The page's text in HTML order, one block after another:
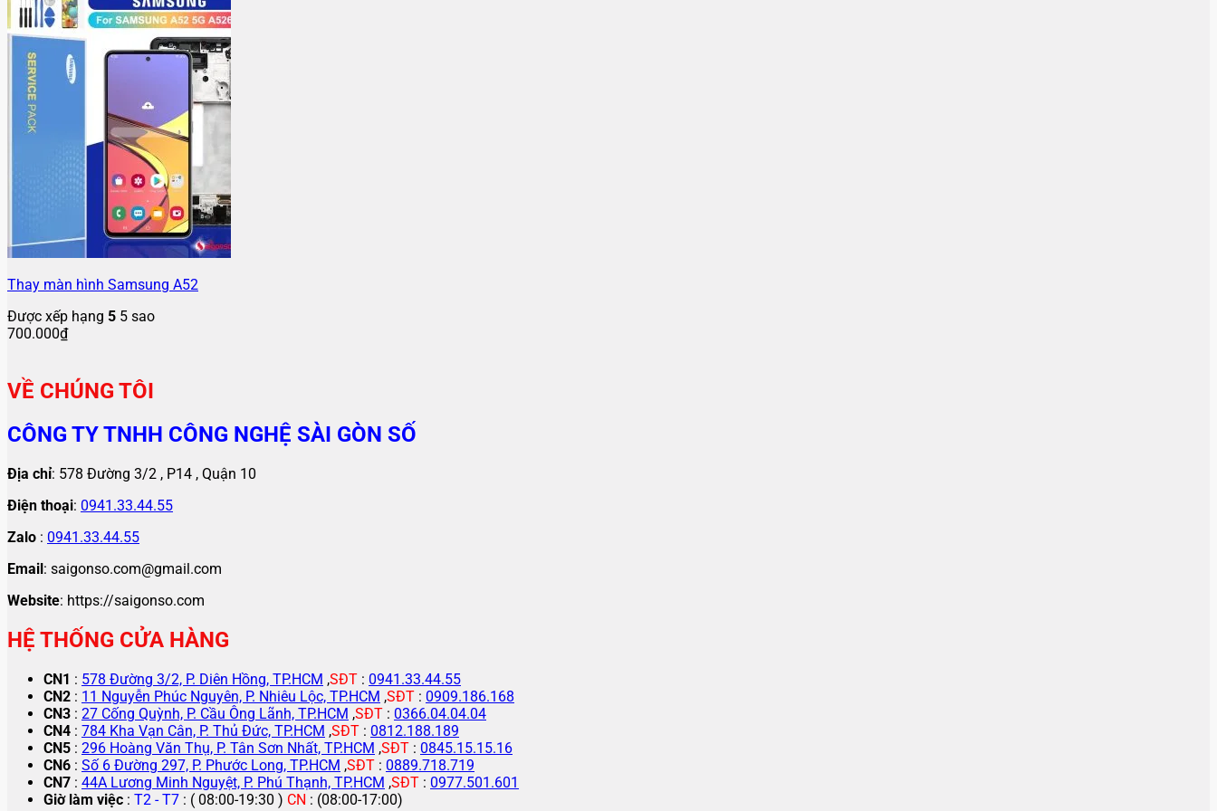
Thay màn hình Samsung A52
Được xếp hạng 5 5 sao
700.000₫
VỀ CHÚNG TÔI
CÔNG TY TNHH CÔNG NGHỆ SÀI GÒN SỐ
Địa chỉ: 578 Đường 3/2 , P14 , Quận 10
Điện thoại: 0941.33.44.55
Zalo : 0941.33.44.55
Email: saigonso.com@gmail.com
Website: https://saigonso.com
HỆ THỐNG CỬA HÀNG
CN1 : 578 Đường 3/2, P. Diên Hồng, TP.HCM ,SĐT : 0941.33.44.55
CN2 : 11 Nguyễn Phúc Nguyên, P. Nhiêu Lộc, TP.HCM ,SĐT : 0909.186.168
CN3 : 27 Cống Quỳnh, P. Cầu Ông Lãnh, TP.HCM ,SĐT : 0366.04.04.04
CN4 : 784 Kha Vạn Cân, P. Thủ Đức, TP.HCM ,SĐT : 0812.188.189
CN5 : 296 Hoàng Văn Thụ, P. Tân Sơn Nhất, TP.HCM ,SĐT : 0845.15.15.16
CN6 : Số 6 Đường 297, P. Phước Long, TP.HCM ,SĐT : 0889.718.719
CN7 : 44A Lương Minh Nguyệt, P. Phú Thạnh, TP.HCM ,SĐT : 0977.501.601
Giờ làm việc : T2 - T7 : ( 08:00-19:30 ) CN : (08:00-17:00)